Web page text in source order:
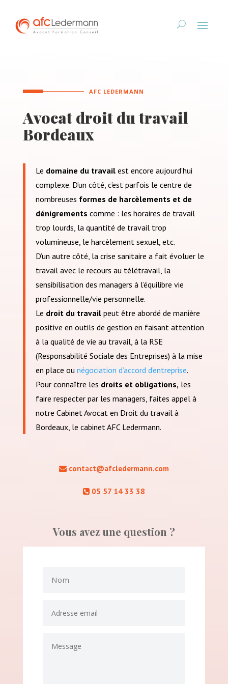
AFC LEDERMANN
Avocat droit du travail
Bordeaux
Le domaine du travailest encore aujourd’hui
complexe. D’un côté, c’est parfois le centre de
nombreuses formes de harcèlements et de
dénigrements comme : les horaires de travail
trop lourds, la quantité de travail trop
volumineuse, le harcèlement sexuel, etc.
D’un autre côté, la crise sanitaire a fait évoluer le
travail avec le recours au télétravail, la
sensibilisation des managers à l’équilibre vie
professionnelle/vie personnelle.
Le droit du travailpeut être abordé de manière
positive en outils de gestion en faisant attention
à la qualité de vie au travail, à la RSE
(Responsabilité Sociale des Entreprises) à la mise
en place ou négociation d’accord d’entreprise.
Pour connaître les droits et obligations, les
faire respecter par les managers, faites appel à
notre Cabinet Avocat en Droit du travail à
Bordeaux, le cabinet AFC Ledermann.
contact@afcledermann.com
05 57 14 33 38
Vous avez une question ?